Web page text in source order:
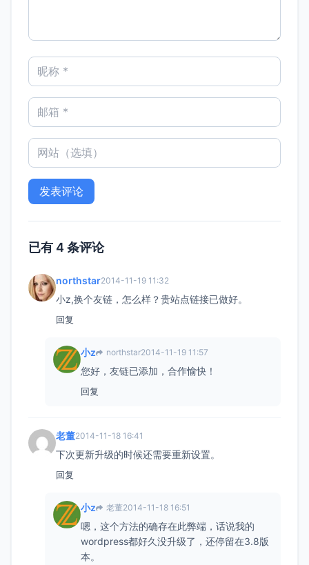
已有 4 条评论
northstar2014-11-19 11:32
小z,换个友链，怎么样？贵站点链接已做好。
回复
小z northstar2014-11-19 11:57
您好，友链已添加，合作愉快！
回复
老董2014-11-18 16:41
下次更新升级的时候还需要重新设置。
回复
小z 老董2014-11-18 16:51
嗯，这个方法的确存在此弊端，话说我的
wordpress都好久没升级了，还停留在3.8版
本。